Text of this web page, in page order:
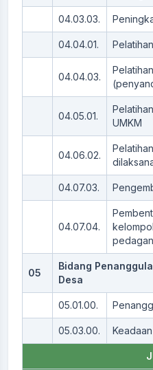
04.03.03.
04.04.01.
04.04.03.
04.05.01.
UMKM
04.06.02.
04.07.03.
04.07.04.
05
Bidang
Desa
05.01.00.
05.03.00.